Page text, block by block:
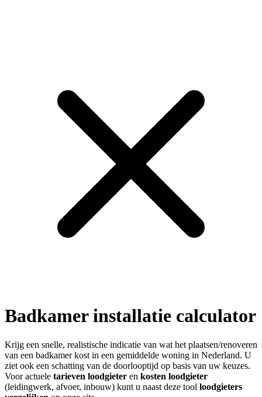
Badkamer installatie calculator
Krijg een snelle, realistische indicatie van wat het plaatsen/renoveren
van een badkamer kost in een gemiddelde woning in Nederland. U
ziet ook een schatting van de doorlooptijd op basis van uw keuzes.
Voor actuele tarieven loodgieter en kosten loodgieter
(leidingwerk, afvoer, inbouw) kunt u naast deze tool loodgieters